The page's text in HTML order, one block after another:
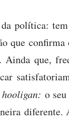
política:
que confirma
que,
hooligan: o